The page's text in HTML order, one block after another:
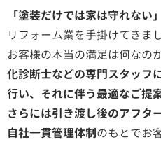
「塗装だけでは家は守れない」
リフォーム業を手掛けてきまし
お客様の本当の満足は何なの
化診断士などの専門スタッフ
行い、それに伴う最適なご提
さらには引き渡し後のアフタ
自社一貫管理体制のもとでお